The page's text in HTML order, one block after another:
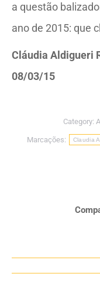
a questão
ano de 2015: que
Cláudia Aldigueri
08/03/15
Category:
Marcações: Claudia
Navegação